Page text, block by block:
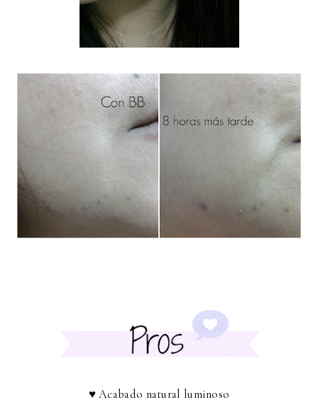
♥ Acabado natural luminoso